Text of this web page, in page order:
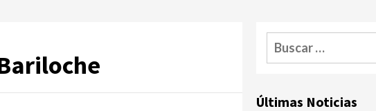
Buscar:
Últimas Noticias